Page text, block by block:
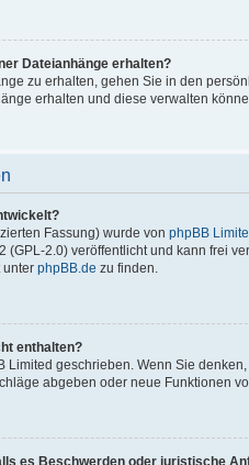
Dateianhänge erhalten?
zu erhalten, gehen Sie in den
erhalten und diese verwalten
Fassung) wurde von phpBB
(GPL-2.0) veröffentlicht und kann frei
unter phpBB.de zu finden.
enthalten?
Limited geschrieben. Wenn Sie
abgeben oder neue Funktionen
es Beschwerden oder juristische